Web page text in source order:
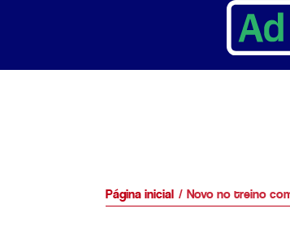
Página inicial Novo no treino